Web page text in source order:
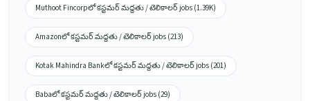
Muthoot Fincorpలో కస్టమర్ మద్దతు / టెలికాలర్ jobs (1.39K)
Amazonలో కస్టమర్ మద్దతు / టెలికాలర్ jobs (213)
Kotak Mahindra Bankలో కస్టమర్ మద్దతు / టెలికాలర్ jobs (201)
Babaలో కస్టమర్ మద్దతు / టెలికాలర్ jobs (29)